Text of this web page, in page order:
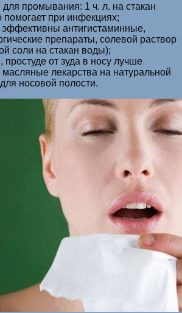
для промывания: 1 ч. л. на стакан
при инфекциях;
эффективны антигистаминные,
препараты, солевой раствор
соли на стакан воды);
простуде от зуда в носу лучше
масляные лекарства на натуральной
носовой полости.